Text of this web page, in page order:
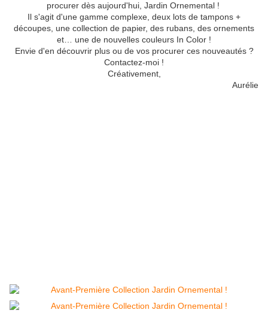
procurer dès aujourd'hui, Jardin Ornemental !
Il s'agit d'une gamme complexe, deux lots de tampons +
découpes, une collection de papier, des rubans, des ornements
et… une de nouvelles couleurs In Color !
Envie d'en découvrir plus ou de vos procurer ces nouveautés ?
Contactez-moi !
Créativement,
Aurélie